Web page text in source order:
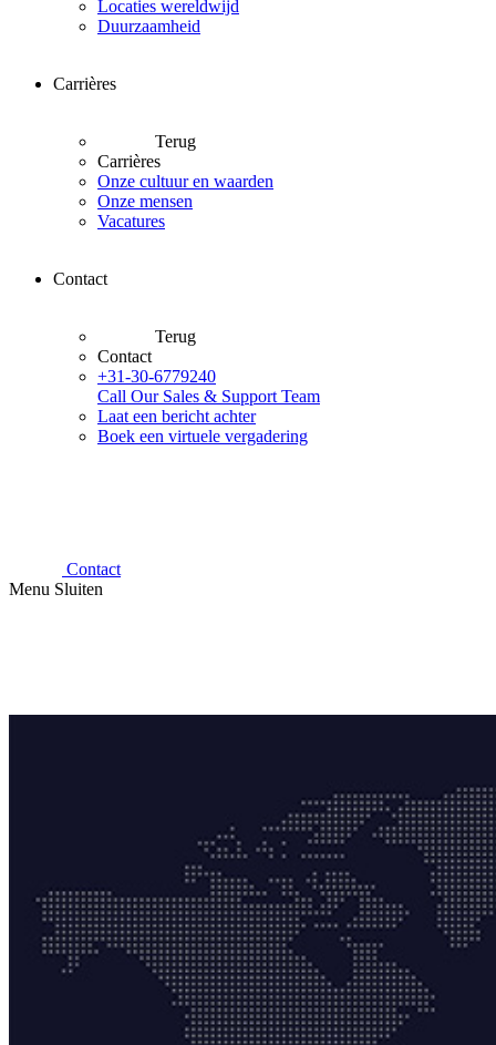
Locaties wereldwijd
Duurzaamheid
Carrières
Terug
Carrières
Onze cultuur en waarden
Onze mensen
Vacatures
Contact
Terug
Contact
+31-30-6779240
Call Our Sales & Support Team
Laat een bericht achter
Boek een virtuele vergadering
Contact
Menu Sluiten